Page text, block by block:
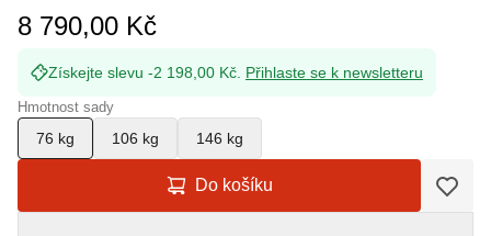
8 790,00 Kč
Získejte slevu -2 198,00 Kč. Přihlaste se k newsletteru
Hmotnost sady
76 kg 106 kg 146 kg
Do košíku